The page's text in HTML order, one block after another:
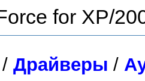
/ Драйверы /